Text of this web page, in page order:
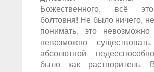
Божественного, всё
болтовня! Не было ничего,
понимать, это
невозможно
абсолютной
было как растворитель.